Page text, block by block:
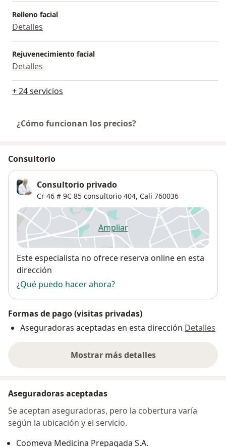
Relleno facial
Detalles
Rejuvenecimiento facial
Detalles
+ 24 servicios
¿Cómo funcionan los precios?
Consultorio
Consultorio privado
Cr 46 # 9C 85 consultorio 404, Cali 760036
Ampliarse abre en una nueva
Disponibilidad
Este especialista no ofrece reserva online en esta
dirección
¿Qué puedo hacer ahora?
Formas de pago (visitas privadas)
Aseguradoras aceptadas en esta dirección Detalles
Mostrar más detalles
sobre la dirección
Aseguradoras aceptadas
Se aceptan aseguradoras, pero la cobertura varía
según la ubicación y el servicio.
Coomeva Medicina Prepagada S.A.